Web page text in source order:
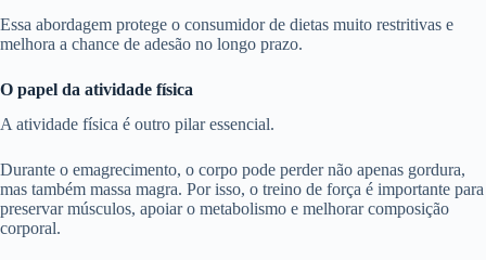
Essa abordagem protege o consumidor de dietas muito restritivas e
melhora a chance de adesão no longo prazo.
O papel da atividade física
A atividade física é outro pilar essencial.
Durante o emagrecimento, o corpo pode perder não apenas gordura,
mas também massa magra. Por isso, o treino de força é importante para
preservar músculos, apoiar o metabolismo e melhorar composição
corporal.